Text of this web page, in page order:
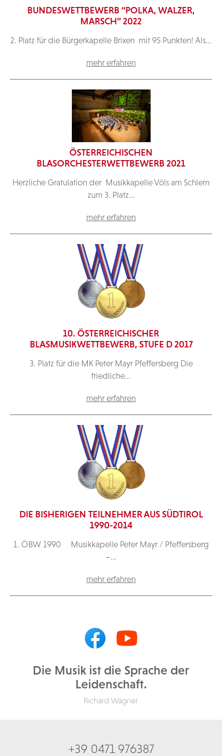
BUNDESWETTBEWERB “POLKA, WALZER,
MARSCH” 2022
2. Platz für die Bürgerkapelle Brixen mit 95 Punkten! Als...
mehr erfahren
ÖSTERREICHISCHEN
BLASORCHESTERWETTBEWERB 2021
Herzliche Gratulation der Musikkapelle Völs am Schlern
zum 3. Platz...
mehr erfahren
10. ÖSTERREICHISCHER
BLASMUSIKWETTBEWERB, STUFE D 2017
3. Platz für die MK Peter Mayr Pfeffersberg Die
friedliche...
mehr erfahren
DIE BISHERIGEN TEILNEHMER AUS SÜDTIROL
1990-2014
1. ÖBW 1990 Musikkapelle Peter Mayr / Pfeffersberg
–...
mehr erfahren
Die Musik ist die Sprache der
Leidenschaft.
Richard Wagner
+39 0471 976387